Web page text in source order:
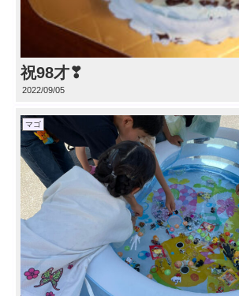
祝98才❣
2022/09/05
マゴ